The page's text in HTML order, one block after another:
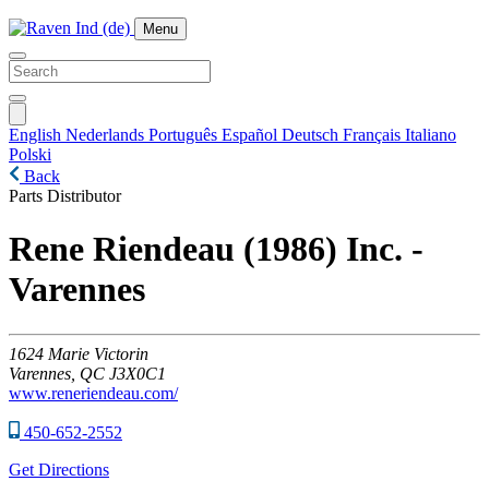
Menu
English Nederlands Português Español Deutsch Français Italiano
Polski
Back
Parts Distributor
Rene Riendeau (1986) Inc. -
Varennes
1624 Marie Victorin
Varennes, QC J3X0C1
www.reneriendeau.com/
450-652-2552
Get Directions